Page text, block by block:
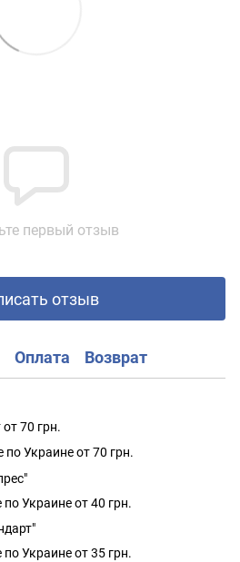
первый отзыв
отзыв
Оплата Возврат
70 грн.
по Украине от 70 грн.
Украине от 40 грн.
Украине от 35 грн.